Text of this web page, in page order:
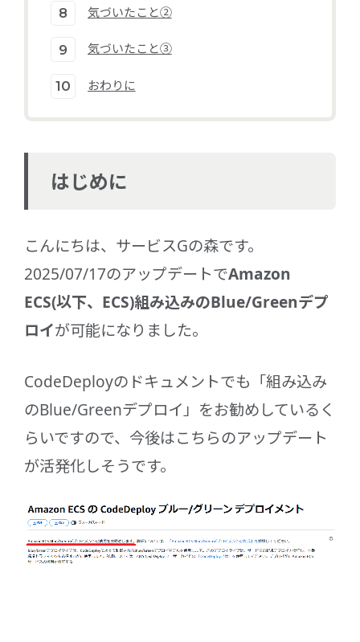
気づいたこと②
気づいたこと③
おわりに
はじめに
こんにちは、サービスGの森です。
2025/07/17のアップデートでAmazon
ECS(以下、ECS)組み込みのBlue/Greenデプ
ロイが可能になりました。
CodeDeployのドキュメントでも「組み込み
のBlue/Greenデプロイ」をお勧めしているく
らいですので、今後はこちらのアップデート
が活発化しそうです。